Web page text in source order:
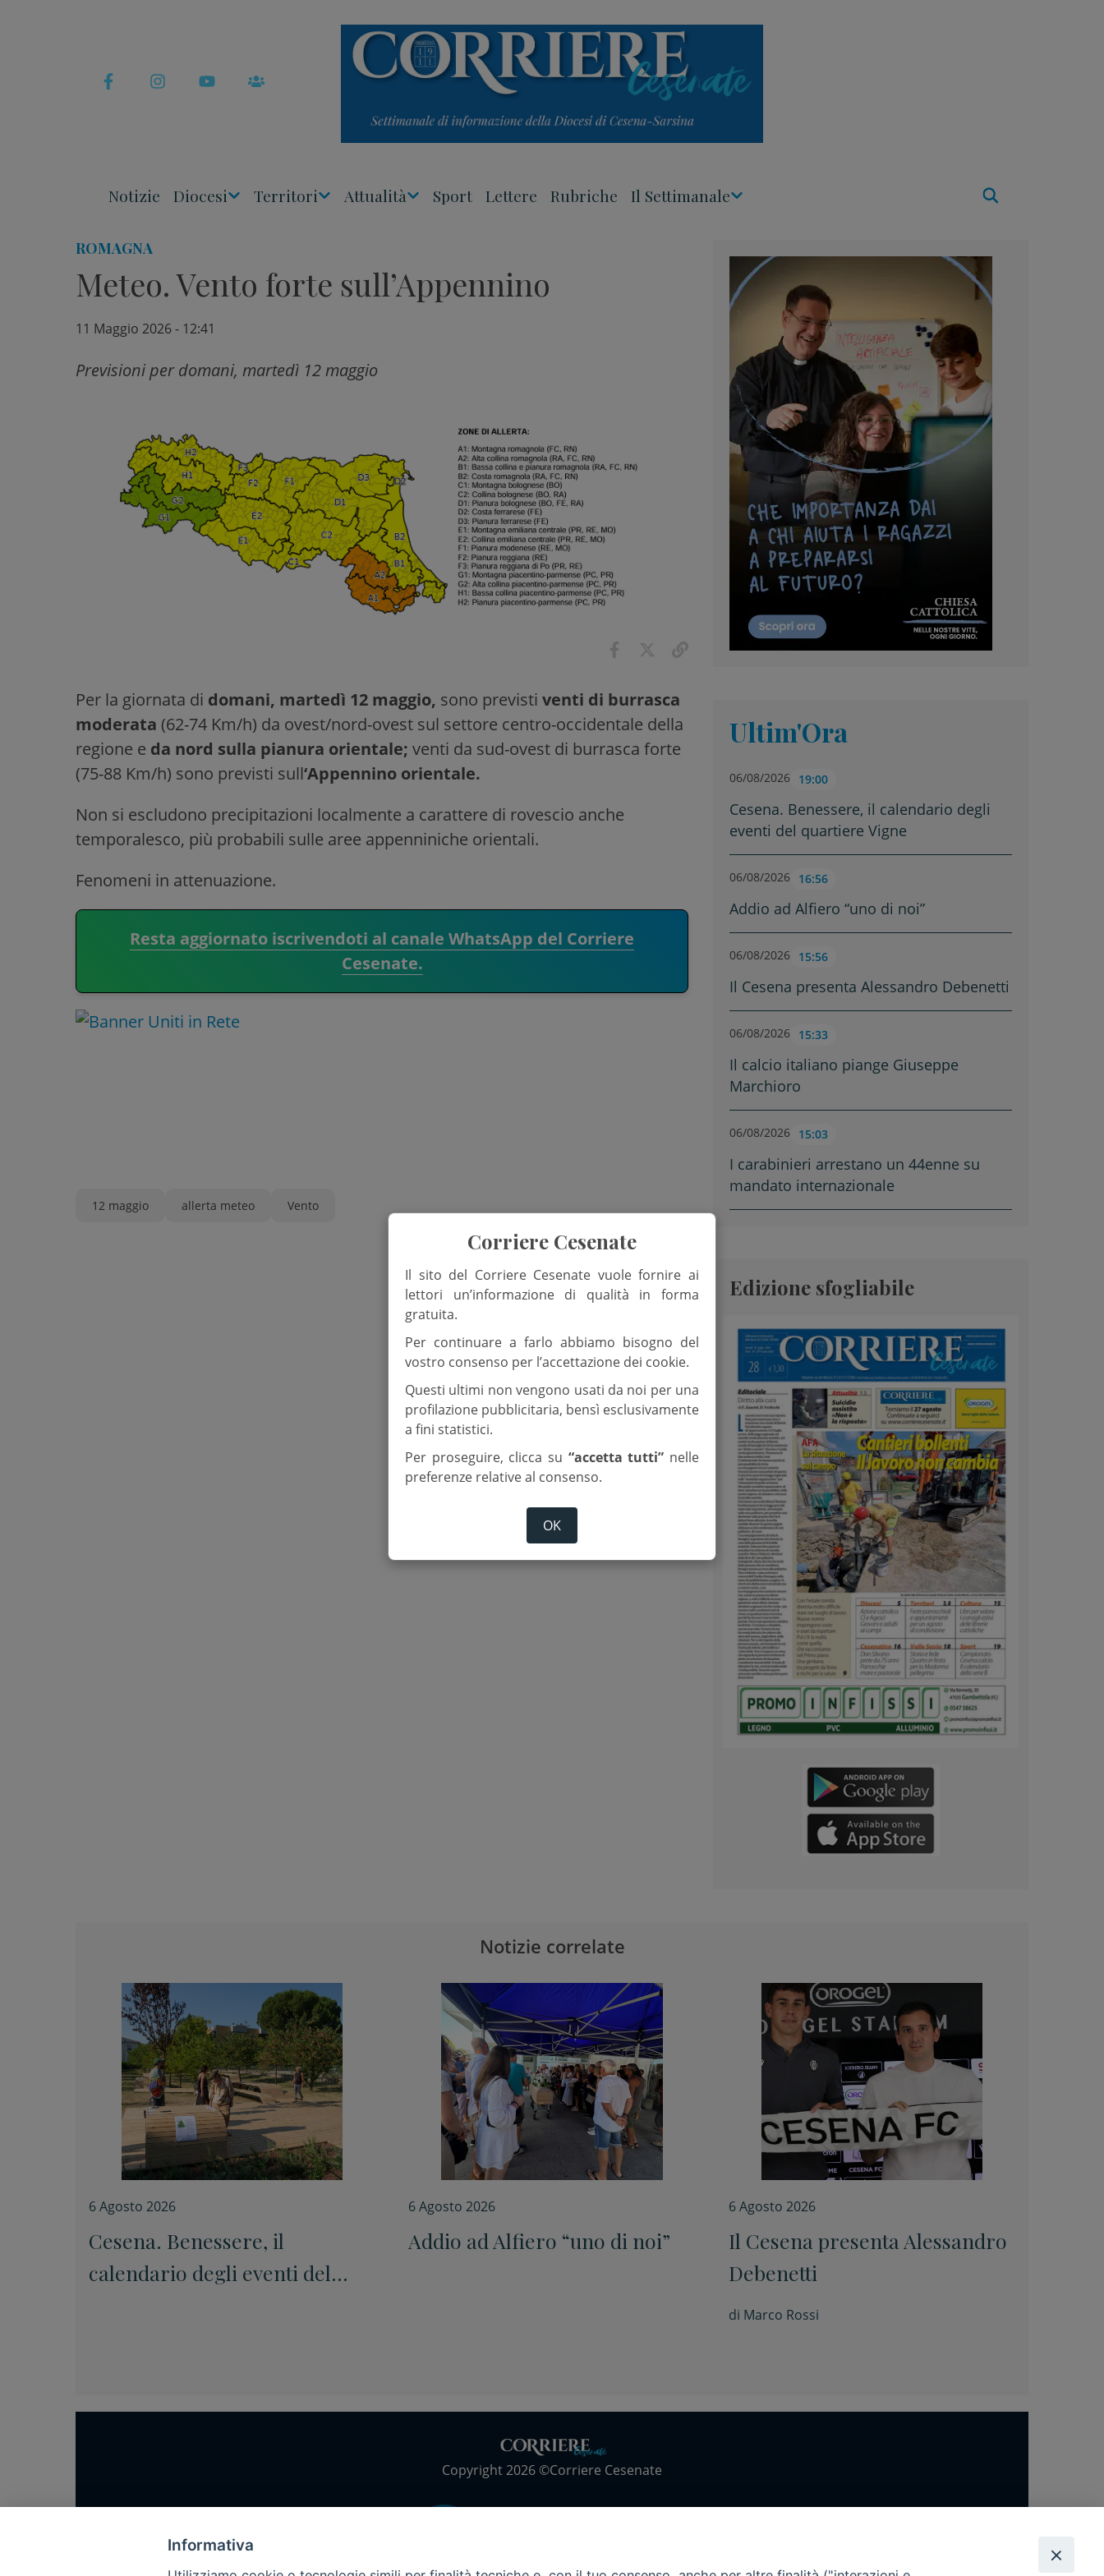
Notizie Diocesi Territori Attualità Sport Lettere Rubriche Il Settimanale
ROMAGNA
Meteo. Vento forte sull’Appennino
11 Maggio 2026 - 12:41
Previsioni per domani, martedì 12 maggio
Per la giornata di domani, martedì 12 maggio, sono previsti venti di burrasca
moderata (62-74 Km/h) da ovest/nord-ovest sul settore centro-occidentale della
regione e da nord sulla pianura orientale; venti da sud-ovest di burrasca forte
(75-88 Km/h) sono previsti sull‘Appennino orientale.
Non si escludono precipitazioni localmente a carattere di rovescio anche
temporalesco, più probabili sulle aree appenniniche orientali.
Fenomeni in attenuazione.
Resta aggiornato iscrivendoti al canale WhatsApp del Corriere
Cesenate.
12 maggio allerta meteo Vento
Ultim'Ora
06/08/2026 19:00
Cesena. Benessere, il calendario degli
eventi del quartiere Vigne
06/08/2026 16:56
Addio ad Alfiero “uno di noi”
06/08/2026 15:56
Il Cesena presenta Alessandro Debenetti
06/08/2026 15:33
Il calcio italiano piange Giuseppe
Marchioro
06/08/2026 15:03
I carabinieri arrestano un 44enne su
mandato internazionale
Edizione sfogliabile
Notizie correlate
6 Agosto 2026
Cesena. Benessere, il
calendario degli eventi del
6 Agosto 2026
Addio ad Alfiero “uno di noi”
6 Agosto 2026
Il Cesena presenta Alessandro
Debenetti
di Marco Rossi
Copyright 2026 ©Corriere Cesenate
Corriere Cesenate
Il sito del Corriere Cesenate vuole fornire ai
lettori un’informazione di qualità in forma
gratuita.
Per continuare a farlo abbiamo bisogno del
vostro consenso per l’accettazione dei cookie.
Questi ultimi non vengono usati da noi per una
profilazione pubblicitaria, bensì esclusivamente
a fini statistici.
Per proseguire, clicca su “accetta tutti” nelle
preferenze relative al consenso.
OK
Informativa